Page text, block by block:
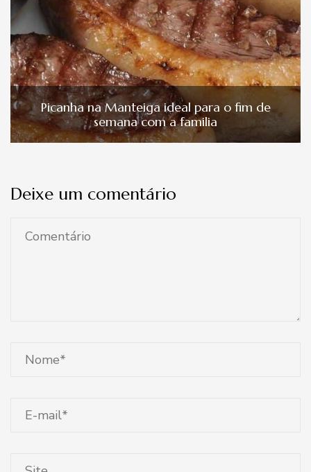
Picanha na Manteiga ideal para o fim de
semana com a familia
Deixe um comentário